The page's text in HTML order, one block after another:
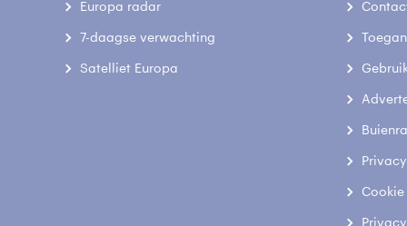
Europa radar
7-daagse verwachting
Satelliet Europa